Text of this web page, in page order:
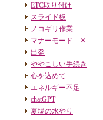
ETC取り付け
スライド板
ノコギリ作業
マナーモード ✕
出発
ややこしい手続き
心を込めて
エネルギー不足
chatGPT
夏場の水やり